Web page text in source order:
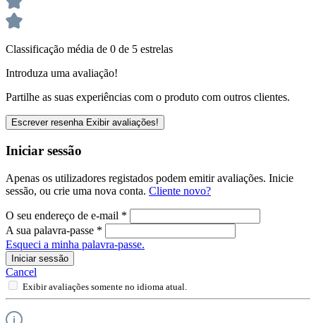
Classificação média de 0 de 5 estrelas
Introduza uma avaliação!
Partilhe as suas experiências com o produto com outros clientes.
Escrever resenha Exibir avaliações!
Iniciar sessão
Apenas os utilizadores registados podem emitir avaliações. Inicie
sessão, ou crie uma nova conta. Cliente novo?
O seu endereço de e-mail *
A sua palavra-passe *
Esqueci a minha palavra-passe.
Iniciar sessão
Cancel
Exibir avaliações somente no idioma atual.